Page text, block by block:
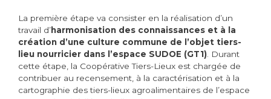
La première étape va consister en la réalisation d’un
travail d’harmonisation des connaissances et à la
création d’une culture commune de l’objet tiers-
lieu nourricier dans l’espace SUDOE (GT1) . Durant
cette étape, la Coopérative Tiers-Lieux est chargée de
contribuer au recensement, à la caractérisation et à la
cartographie des tiers-lieux agroalimentaires de l’espace